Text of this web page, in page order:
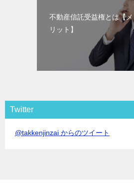
不動産信託受益権とは【
リット】
Twitter
@takkenjinzai からのツイート